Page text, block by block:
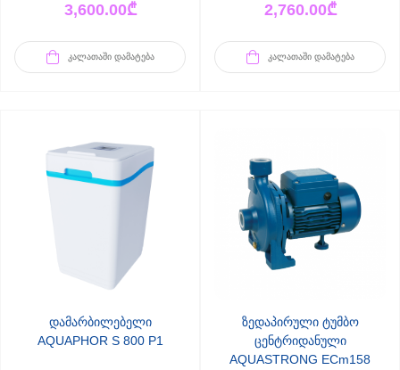
3,600.00₾
ᲙᲐᲚᲐᲗᲐᲨᲘ ᲓᲐᲛᲐᲢᲔᲑᲐ
2,760.00₾
ᲙᲐᲚᲐᲗᲐᲨᲘ ᲓᲐᲛᲐᲢᲔᲑᲐ
დამარბილებელი
AQUAPHOR S 800 P1
ზედაპირული ტუმბო
ცენტრიდანული
AQUASTRONG ECm158